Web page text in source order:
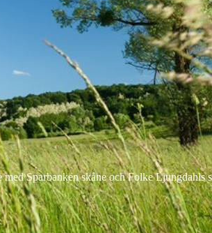
Sparbanken skåne och Folke Ljungdahls